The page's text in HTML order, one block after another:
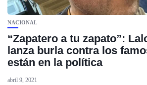
NACIONAL
“Zapatero a tu zapato”:
lanza burla contra los
están en la política
abril 9, 2021